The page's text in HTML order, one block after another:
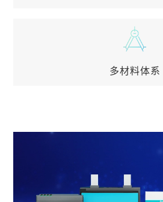
超宽温应用
多材料体系
涵盖LCO、NCM、LFP和